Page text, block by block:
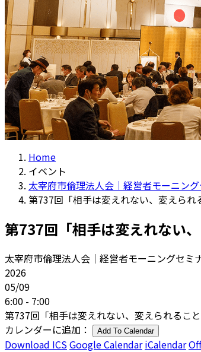
Home
イベント
太宰府市倫理法人会｜経営者モーニン
第737回「相手は変えれない、変えら
第737回「相手は変えれない
太宰府市倫理法人会｜経営者モーニングセミ
2026
05/09
6:00 - 7:00
第737回「相手は変えれない、変えられる
カレンダーに追加：
Add To Calendar
Download ICSGoogle Calendar iCalendar